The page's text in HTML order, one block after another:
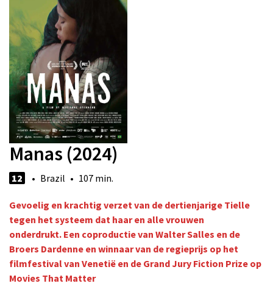
Manas (2024)
12 • Brazil • 107 min.
Gevoelig en krachtig verzet van de dertienjarige Tielle
tegen het systeem dat haar en alle vrouwen
onderdrukt. Een coproductie van Walter Salles en de
Broers Dardenne en winnaar van de regieprijs op het
filmfestival van Venetië en de Grand Jury Fiction Prize op
Movies That Matter